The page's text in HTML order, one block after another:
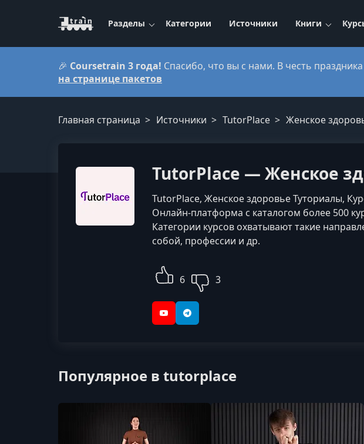
Разделы Категории Источники Книги
🎉 Coursetrain 3 года! Спасибо, что вы с нами. В честь
на странице пакетов
Главная страница Источники TutorPlace Женское
TutorPlace — Женское
TutorPlace, Женское здоровье Туториалы,
Онлайн-платформа с каталогом более 500
Категории курсов охватывают такие
собой, профессии и др.
6 3
YouTubeTelegram
Популярное в tutorplace